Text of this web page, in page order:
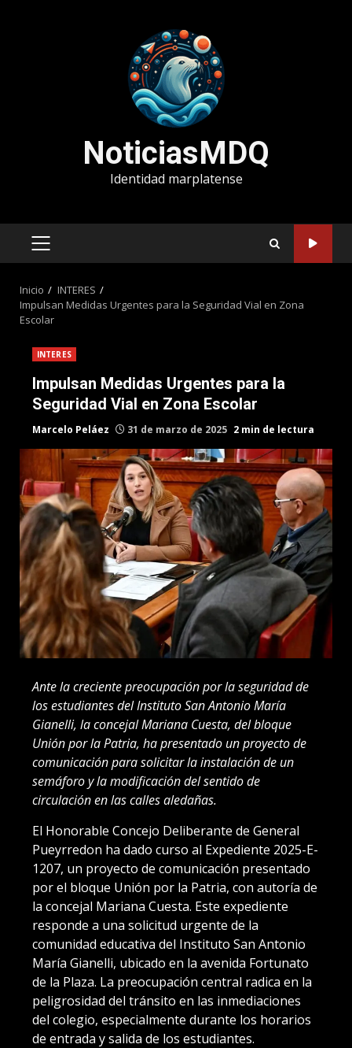
NoticiasMDQ
Identidad marplatense
MENÚ
Inicio
INTERES
Impulsan Medidas Urgentes para la Seguridad Vial en Zona
Escolar
INTERES
Impulsan Medidas Urgentes para la
Seguridad Vial en Zona Escolar
Marcelo Peláez 31 de marzo de 2025 2 min de lectura
Ante la creciente preocupación por la seguridad de
los estudiantes del Instituto San Antonio María
Gianelli, la concejal Mariana Cuesta, del bloque
Unión por la Patria, ha presentado un proyecto de
comunicación para solicitar la instalación de un
semáforo y la modificación del sentido de
circulación en las calles aledañas.
El Honorable Concejo Deliberante de General
Pueyrredon ha dado curso al Expediente 2025-E-
1207, un proyecto de comunicación presentado
por el bloque Unión por la Patria, con autoría de
la concejal Mariana Cuesta. Este expediente
responde a una solicitud urgente de la
comunidad educativa del Instituto San Antonio
María Gianelli, ubicado en la avenida Fortunato
de la Plaza. La preocupación central radica en la
peligrosidad del tránsito en las inmediaciones
del colegio, especialmente durante los horarios
de entrada y salida de los estudiantes.